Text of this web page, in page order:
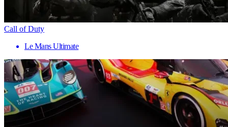
Call of Duty
Le Mans Ultimate